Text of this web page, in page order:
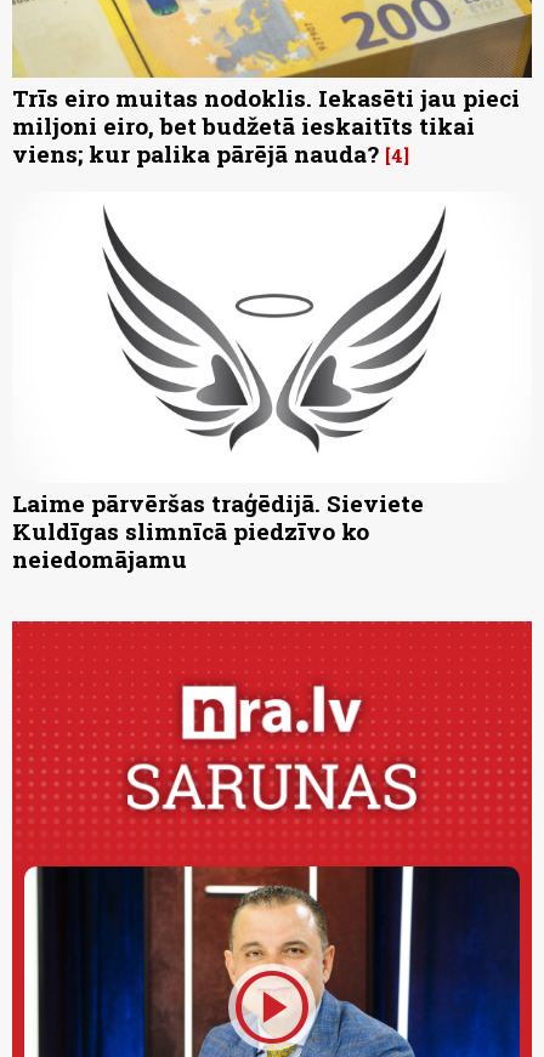
Trīs eiro muitas nodoklis. Iekasēti jau pieci
miljoni eiro, bet budžetā ieskaitīts tikai
viens; kur palika pārējā nauda? 4
Laime pārvēršas traģēdijā. Sieviete
Kuldīgas slimnīcā piedzīvo ko
neiedomājamu
play_circle